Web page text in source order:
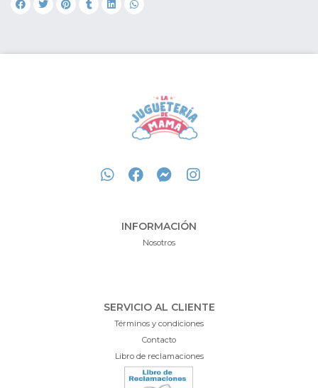
INFORMACIÓN
Nosotros
SERVICIO AL CLIENTE
Términos y condiciones
Contacto
Libro de reclamaciones